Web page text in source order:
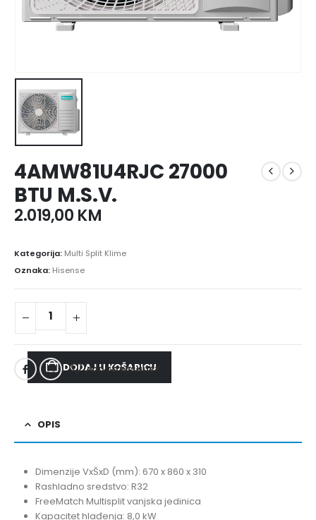
4AMW81U4RJC 27000
BTU M.S.V.
2.019,00 KM
Kategorija: Multi Split Klime
Oznaka: Hisense
DODAJ U KOŠARICU
ADD TO WISHLIST
OPIS
Dimenzije VxŠxD (mm): 670 x 860 x 310
Rashladno sredstvo: R32
FreeMatch Multisplit vanjska jedinica
Kapacitet hlađenja: 8,0 kW